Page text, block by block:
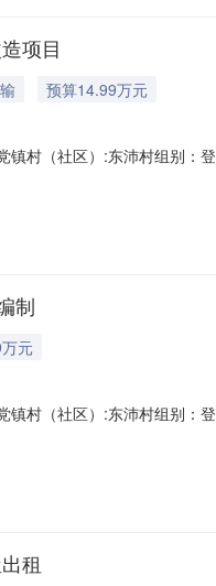
项目
预算14.99万元
镇村（社区）:东沛村组别：
表扫描件1.jpg农村产权交易
制
元
镇村（社区）:东沛村组别：
产权交易项目审查表扫描
租